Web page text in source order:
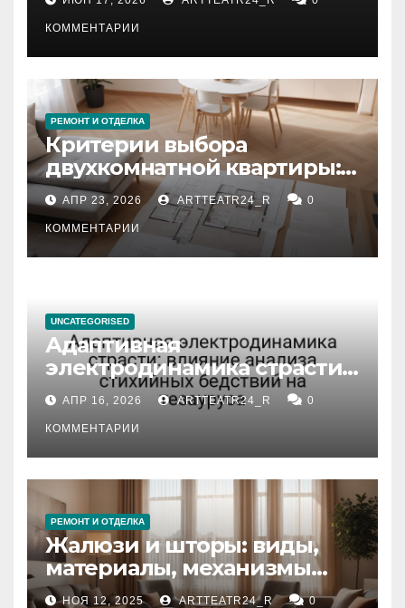
КОММЕНТАРИИ
РЕМОНТ И ОТДЕЛКА
Критерии выбора
двухкомнатной квартиры:
планировка, площадь,
состояние и документация
АПР 23, 2026 ARTTEATR24_R 0
КОММЕНТАРИИ
UNCATEGORISED
Адаптивная
электродинамика страсти:
влияние анализа
стихийных бедствий на
тезауруса
АПР 16, 2026 ARTTEATR24_R 0
КОММЕНТАРИИ
РЕМОНТ И ОТДЕЛКА
Жалюзи и шторы: виды,
материалы, механизмы
управления и уход
НОЯ 12, 2025 ARTTEATR24_R 0